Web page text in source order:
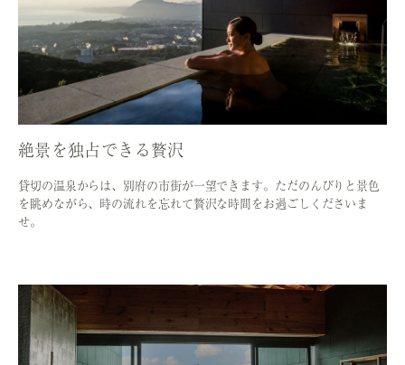
絶景を独占できる贅沢
貸切の温泉からは、別府の市街が一望できます。ただのんびりと景色
を眺めながら、時の流れを忘れて贅沢な時間をお過ごしくださいま
せ。